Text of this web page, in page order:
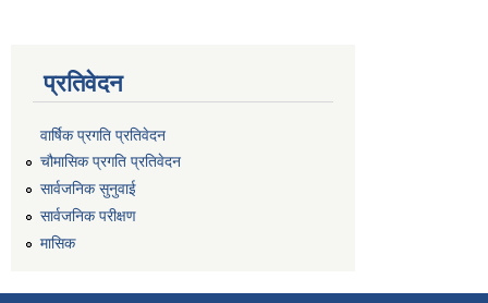
प्रतिवेदन
वार्षिक प्रगति प्रतिवेदन
चौमासिक प्रगति प्रतिवेदन
सार्वजनिक सुनुवाई
सार्वजनिक परीक्षण
मासिक